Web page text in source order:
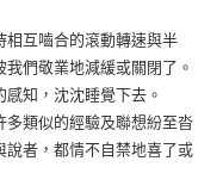
互嚙合的滾動轉速與半
們敬業地減緩或關閉了。
知，沈沈睡覺下去。
類似的經驗及聯想紛至沓
者，都情不自禁地喜了或